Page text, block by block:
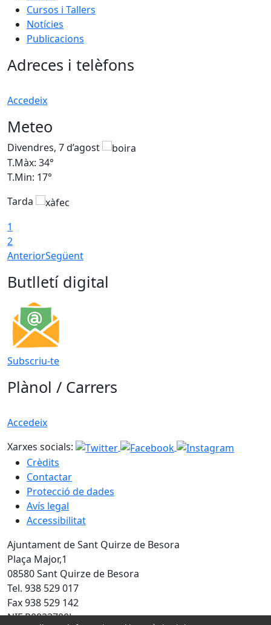
Cursos i Tallers
Notícies
Publicacions
Adreces i telèfons
Accedeix
Meteo
Divendres, 7 d’agost
T.Màx: 34°
T.Min: 17°
Tarda
1
2
AnteriorSegüent
Butlletí digital
Subscriu-te
Plànol / Carrers
Accedeix
Xarxes socials:
Crèdits
Contactar
Protecció de dades
Avís legal
Accessibilitat
Ajuntament de Sant Quirze de Besora
Plaça Major,1
08580 Sant Quirze de Besora
Tel. 938 529 017
Fax 938 529 142
NIF P0823700J